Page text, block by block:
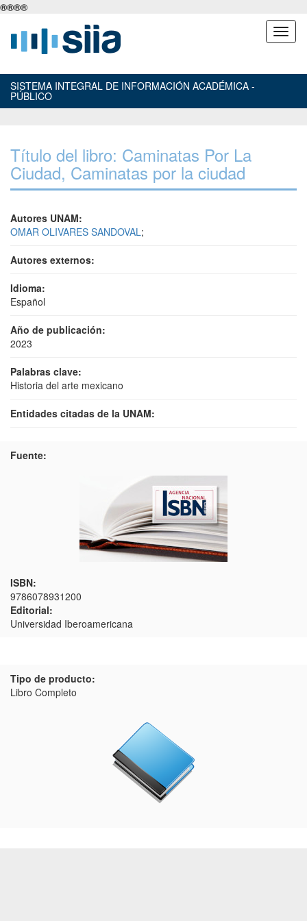
®®®®
SISTEMA INTEGRAL DE INFORMACIÓN ACADÉMICA -
PÚBLICO
Título del libro: Caminatas Por La
Ciudad, Caminatas por la ciudad
Autores UNAM:
OMAR OLIVARES SANDOVAL;
Autores externos:
Idioma:
Español
Año de publicación:
2023
Palabras clave:
Historia del arte mexicano
Entidades citadas de la UNAM:
Fuente:
ISBN:
9786078931200
Editorial:
Universidad Iberoamericana
Tipo de producto:
Libro Completo